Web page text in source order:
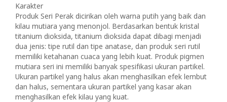
Karakter
Produk Seri Perak dicirikan oleh warna putih yang baik dan
kilau mutiara yang menonjol. Berdasarkan bentuk kristal
titanium dioksida, titanium dioksida dapat dibagi menjadi
dua jenis: tipe rutil dan tipe anatase, dan produk seri rutil
memiliki ketahanan cuaca yang lebih kuat. Produk pigmen
mutiara seri ini memiliki banyak spesifikasi ukuran partikel.
Ukuran partikel yang halus akan menghasilkan efek lembut
dan halus, sementara ukuran partikel yang kasar akan
menghasilkan efek kilau yang kuat.